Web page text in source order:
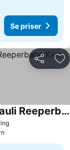
Se priser
Del
St.Joseph Hotel Hamburg - St.Pauli Reeperbahn Kiez